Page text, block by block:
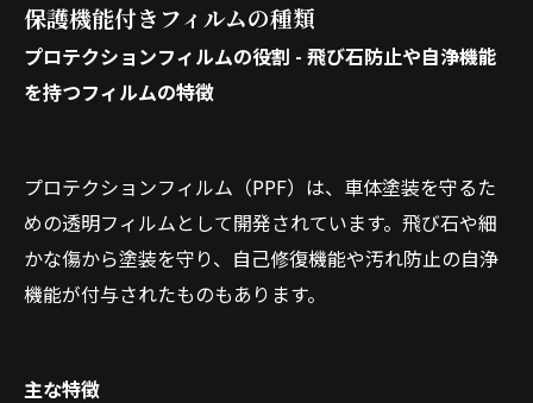
保護機能付きフィルムの種類
プロテクションフィルムの役割 - 飛び石防止や自浄機能
を持つフィルムの特徴
プロテクションフィルム（PPF）は、車体塗装を守るた
めの透明フィルムとして開発されています。飛び石や細
かな傷から塗装を守り、自己修復機能や汚れ防止の自浄
機能が付与されたものもあります。
主な特徴